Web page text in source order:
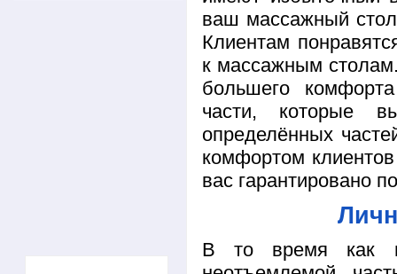
ваш массажный
Клиентам
к массажным
большего
части, которые
определённых
комфортом
вас гарантировано
В то время как